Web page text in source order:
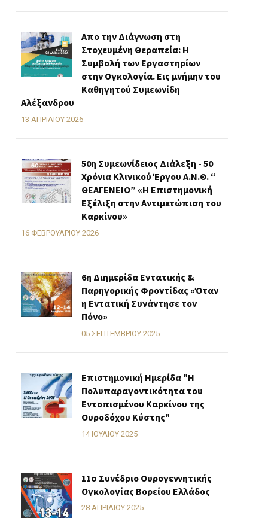
Απο την Διάγνωση στη
Στοχευμένη Θεραπεία: Η
Συμβολή των Εργαστηρίων
στην Ογκολογία. Εις μνήμην του
Καθηγητού Συμεωνίδη
Αλέξανδρου
13 ΑΠΡΙΛΊΟΥ 2026
50η Συμεωνίδειος Διάλεξη - 50
Χρόνια Κλινικού Έργου Α.Ν.Θ. “
ΘΕΑΓΕΝΕΙΟ” «H Επιστημονική
Εξέλιξη στην Αντιμετώπιση του
Καρκίνου»
16 ΦΕΒΡΟΥΑΡΊΟΥ 2026
6η Διημερίδα Εντατικής &
Παρηγορικής Φροντίδας «Όταν
η Εντατική Συνάντησε τον
Πόνο»
05 ΣΕΠΤΕΜΒΡΊΟΥ 2025
Επιστημονική Ημερίδα "Η
Πολυπαραγοντικότητα του
Εντοπισμένου Καρκίνου της
Ουροδόχου Κύστης"
14 ΙΟΥΛΊΟΥ 2025
11o Συνέδριο Ουρογεννητικής
Ογκολογίας Βορείου Ελλάδος
28 ΑΠΡΙΛΊΟΥ 2025